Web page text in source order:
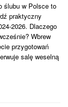
ślubu w Polsce to
praktyczny
2026. Dlaczego
Wbrew
przygotowań
salę weselną